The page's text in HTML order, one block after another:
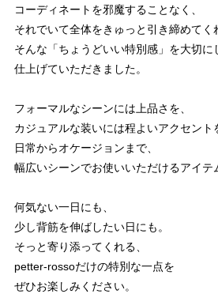
コーディネートを邪魔することなく、
それでいて全体をきゅっと引き締めてく
そんな「ちょうどいい特別感」を大切に
仕上げていただきました。
フォーマルなシーンには上品さを、
カジュアルな装いには程よいアクセント
日常からオケージョンまで、
幅広いシーンでお使いいただけるアイテ
何気ない一日にも、
少し背筋を伸ばしたい日にも。
そっと寄り添ってくれる、
petter-rossoだけの特別な一点を
ぜひお楽しみください。